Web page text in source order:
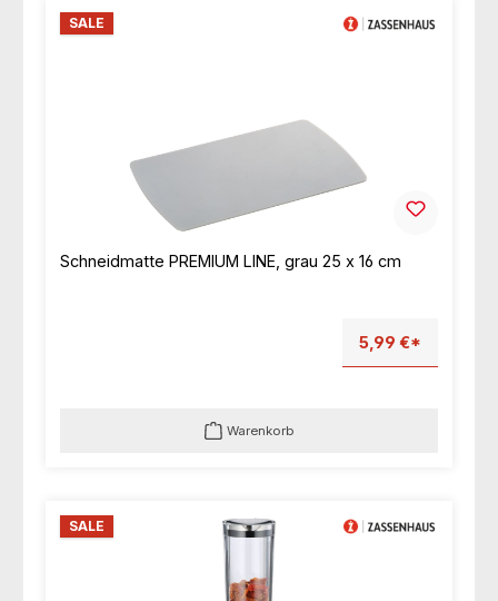
SALE
Schneidmatte PREMIUM LINE, grau 25 x 16 cm
5,99 €*
Warenkorb
SALE